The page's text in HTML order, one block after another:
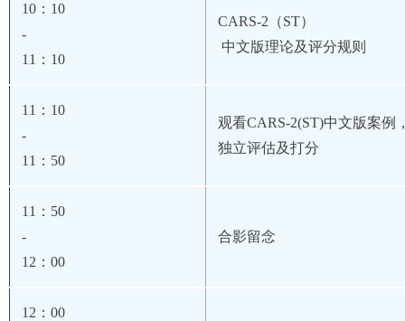
10 ：10
-
11 ：10
CARS-2 （ST）
中文版理论及评分规则
11 ：10
-
11 ：50
观看CARS-2(ST)中文版案例
独立评估及打分
11 ：50
-
12 ：00
合影留念
12 ：00